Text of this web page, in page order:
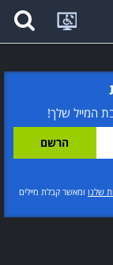
המייל שלך!
שלנו ומאשר קבלת מיילים